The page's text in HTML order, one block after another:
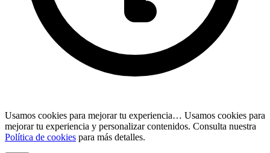
Usamos cookies para mejorar tu experiencia… Usamos cookies para
mejorar tu experiencia y personalizar contenidos. Consulta nuestra
Política de cookies para más detalles.